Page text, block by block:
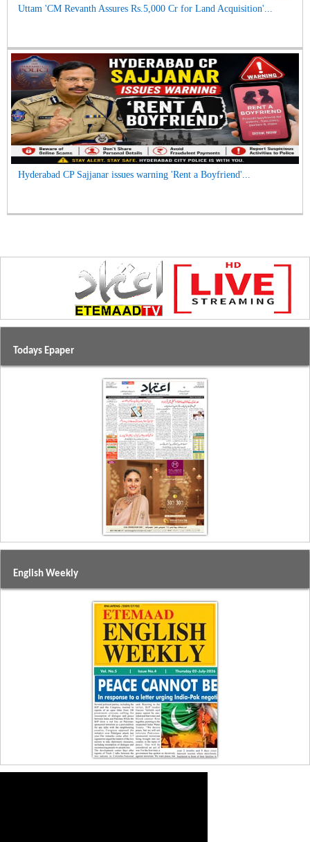
Uttam 'CM Revanth Assures Rs.5,000 Cr for Land Acquisition'...
Hyderabad CP Sajjanar issues warning 'Rent a Boyfriend'...
Todays Epaper
English Weekly